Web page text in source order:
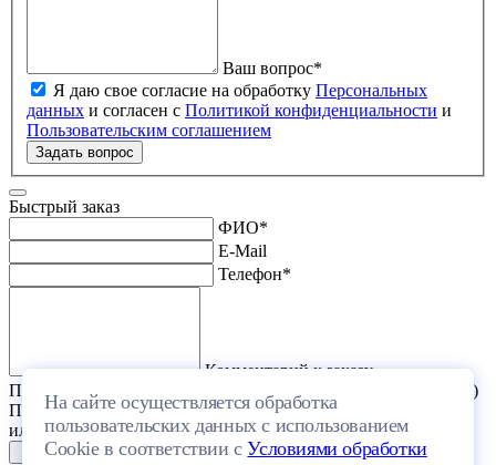
Ваш вопрос*
Я даю свое согласие на обработку Персональных
данных и согласен с Политикой конфиденциальности и
Пользовательским соглашением
Задать вопрос
На сайте осуществляется обработка
пользовательских данных с использованием
Cookie в соответствии сУсловиями обработки
Быстрый заказ
ФИО*
E-Mail
Телефон*
Комментарий к заказу
Прикрепить файл (проект дома или список стройматериалов)
Перетащите один или несколько файлов в эту область
или выберите файл на компьютере